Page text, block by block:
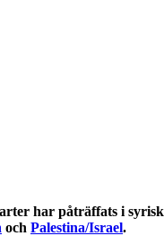
har påträffats i
och Palestina/Israel.